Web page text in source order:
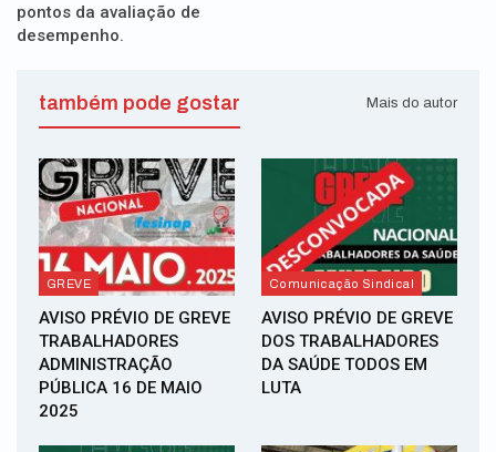
pontos da avaliação de
desempenho.
também pode gostar Mais do autor
GREVE
AVISO PRÉVIO DE GREVE
TRABALHADORES
ADMINISTRAÇÃO
PÚBLICA 16 DE MAIO
2025
Comunicação Sindical
AVISO PRÉVIO DE GREVE
DOS TRABALHADORES
DA SAÚDE TODOS EM
LUTA